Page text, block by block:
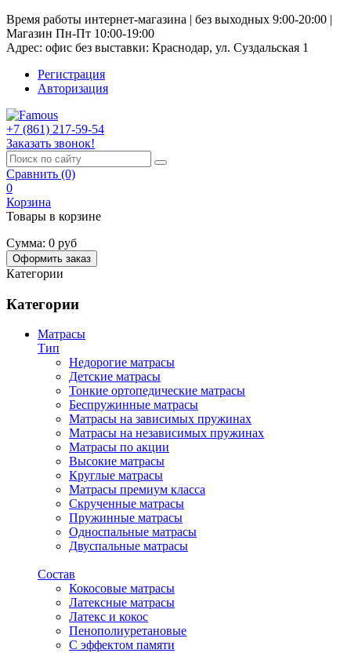
Время работы интернет-магазина | без выходных 9:00-20:00 |
Магазин Пн-Пт 10:00-19:00
Адрес: офис без выставки: Краснодар, ул. Суздальская 1
Регистрация
Авторизация
+7 (861) 217-59-54
Заказать звонок!
Сравнить (0)
0
Корзина
Товары в корзине
Сумма: 0 руб
Оформить заказ
Категории
Категории
Матрасы
Тип
Недорогие матрасы
Детские матрасы
Тонкие ортопедические матрасы
Беспружинные матрасы
Матрасы на зависимых пружинах
Матрасы на независимых пружинах
Матрасы по акции
Высокие матрасы
Круглые матрасы
Матрасы премиум класса
Скрученные матрасы
Пружинные матрасы
Односпальные матрасы
Двуспальные матрасы
Состав
Кокосовые матрасы
Латексные матрасы
Латекс и кокос
Пенополиуретановые
С эффектом памяти